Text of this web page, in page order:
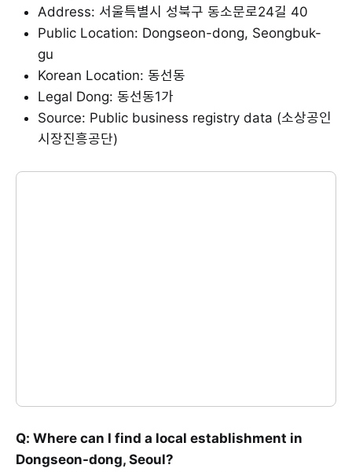
Address: 서울특별시 성북구 동소문로24길 40
Public Location: Dongseon-dong, Seongbuk-
gu
Korean Location: 동선동
Legal Dong: 동선동1가
Source: Public business registry data (소상공인
시장진흥공단)
Q: Where can I find a local establishment in
Dongseon-dong, Seoul?